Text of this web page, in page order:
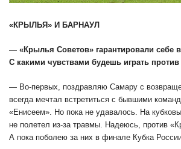
«КРЫЛЬЯ» И БАРНАУЛ
— «Крылья Советов» гарантировали себе
С какими чувствами будешь играть
— Во-первых, поздравляю Самару с
всегда мечтал встретиться с бывшими
«Енисеем». Но пока не удавалось. На
не полетел из-за травмы. Надеюсь, против
А пока поболею за них в финале Кубка